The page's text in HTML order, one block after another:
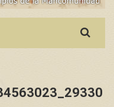
for: